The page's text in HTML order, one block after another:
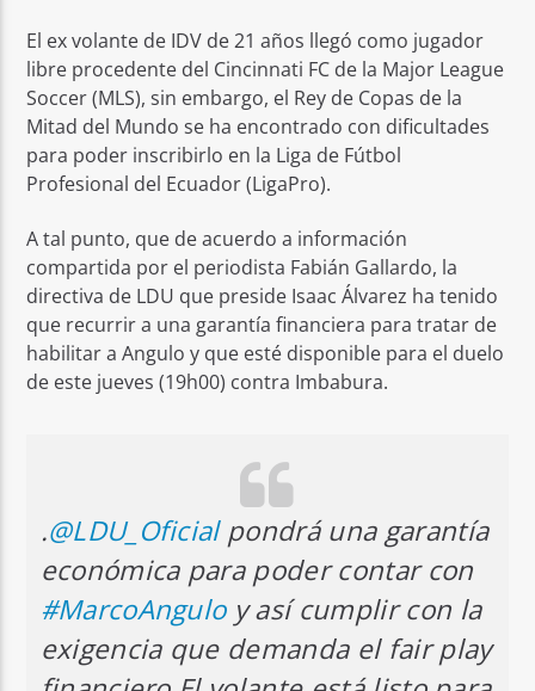
El ex volante de IDV de 21 años llegó como jugador
libre procedente del Cincinnati FC de la Major League
Soccer (MLS), sin embargo, el Rey de Copas de la
Mitad del Mundo se ha encontrado con dificultades
para poder inscribirlo en la Liga de Fútbol
Profesional del Ecuador (LigaPro).
A tal punto, que de acuerdo a información
compartida por el periodista Fabián Gallardo, la
directiva de LDU que preside Isaac Álvarez ha tenido
que recurrir a una garantía financiera para tratar de
habilitar a Angulo y que esté disponible para el duelo
de este jueves (19h00) contra Imbabura.
.@LDU_Oficialpondrá una garantía
económica para poder contar con
#MarcoAnguloy así cumplir con la
exigencia que demanda el fair play